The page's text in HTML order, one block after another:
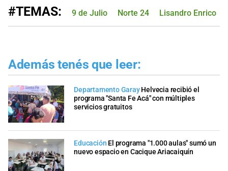
#TEMAS: 9 de Julio Norte 24 Lisandro Enrico
Además tenés que leer:
Departamento Garay Helvecia recibió el
programa "Santa Fe Acá" con múltiples
servicios gratuitos
Educación El programa "1.000 aulas" sumó un
nuevo espacio en Cacique Ariacaiquín